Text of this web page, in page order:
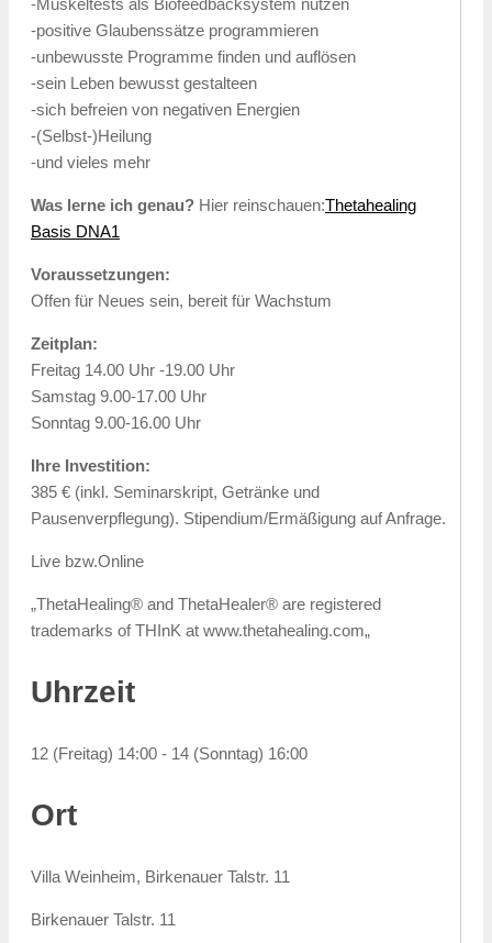
-Muskeltests als Biofeedbacksystem nutzen
-positive Glaubenssätze programmieren
-unbewusste Programme finden und auflösen
-sein Leben bewusst gestalteen
-sich befreien von negativen Energien
-(Selbst-)Heilung
-und vieles mehr
Was lerne ich genau? Hier reinschauen:Thetahealing
Basis DNA1
Voraussetzungen:
Offen für Neues sein, bereit für Wachstum
Zeitplan:
Freitag 14.00 Uhr -19.00 Uhr
Samstag 9.00-17.00 Uhr
Sonntag 9.00-16.00 Uhr
Ihre Investition:
385 € (inkl. Seminarskript, Getränke und
Pausenverpflegung). Stipendium/Ermäßigung auf Anfrage.
Live bzw.Online
„ThetaHealing® and ThetaHealer® are registered
trademarks of THInK at www.thetahealing.com„
Uhrzeit
12 (Freitag) 14:00 - 14 (Sonntag) 16:00
Ort
Villa Weinheim, Birkenauer Talstr. 11
Birkenauer Talstr. 11